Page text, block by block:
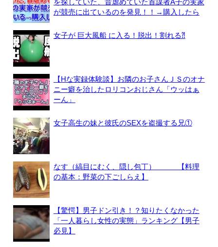
が競売に出ているのを発見！！→購入したら
女子が 巨大風船 に入る！脱出！割れる⁈
【Hな実録体験談】お隣のお子さんＪＳのオナ
ニー癖を治したロリコンおじさん「ウッはぁ
ーん」
女子高生の妹と彼氏のSEXを盗撮する兄①
なす（縞目にむく、隠し包丁） 【料理
の基本：野菜の下ごしらえ】
【驚愕】男子ドン引き！？知りたくなかった
「一人暮らし女性の実態」ランキング【男子
必見】